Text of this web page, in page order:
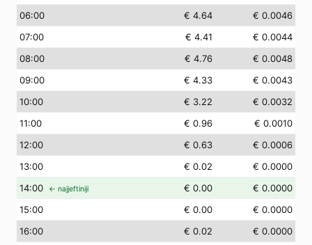
06:00 € 4.64
€ 0.0046
07:00 € 4.41
€ 0.0044
08:00 € 4.76
€ 0.0048
09:00 € 4.33
€ 0.0043
10:00 € 3.22
€ 0.0032
11:00 € 0.96
€ 0.0010
12:00 € 0.63
€ 0.0006
13:00 € 0.02
€ 0.0000
14:00 ← najjeftiniji € 0.00
€ 0.0000
15:00 € 0.00
€ 0.0000
16:00 € 0.02
€ 0.0000